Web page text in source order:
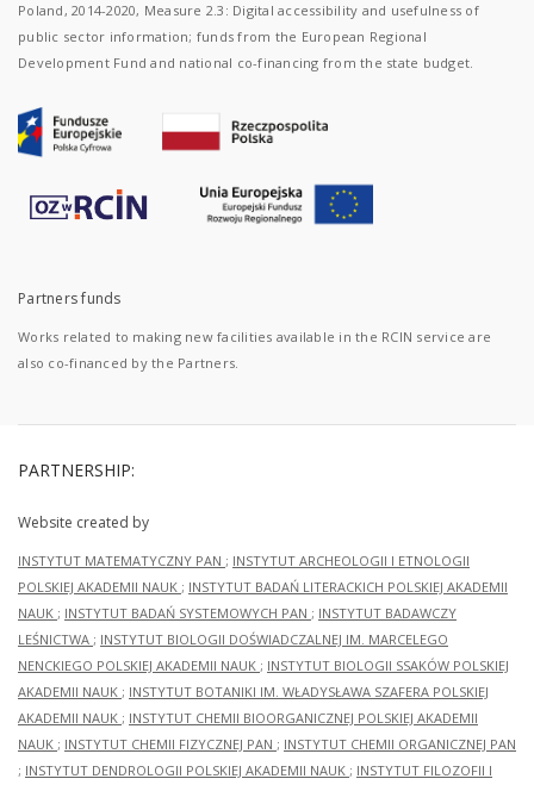
Poland, 2014-2020, Measure 2.3: Digital accessibility and usefulness of
public sector information; funds from the European Regional
Development Fund and national co-financing from the state budget.
Partners funds
Works related to making new facilities available in the RCIN service are
also co-financed by the Partners.
PARTNERSHIP:
Website created by
INSTYTUT MATEMATYCZNY PAN ; INSTYTUT ARCHEOLOGII I ETNOLOGII
POLSKIEJ AKADEMII NAUK ; INSTYTUT BADAŃ LITERACKICH POLSKIEJ AKADEMII
NAUK ; INSTYTUT BADAŃ SYSTEMOWYCH PAN ; INSTYTUT BADAWCZY
LEŚNICTWA ; INSTYTUT BIOLOGII DOŚWIADCZALNEJ IM. MARCELEGO
NENCKIEGO POLSKIEJ AKADEMII NAUK ; INSTYTUT BIOLOGII SSAKÓW POLSKIEJ
AKADEMII NAUK ; INSTYTUT BOTANIKI IM. WŁADYSŁAWA SZAFERA POLSKIEJ
AKADEMII NAUK ; INSTYTUT CHEMII BIOORGANICZNEJ POLSKIEJ AKADEMII
NAUK ; INSTYTUT CHEMII FIZYCZNEJ PAN ; INSTYTUT CHEMII ORGANICZNEJ PAN
; INSTYTUT DENDROLOGII POLSKIEJ AKADEMII NAUK ; INSTYTUT FILOZOFII I